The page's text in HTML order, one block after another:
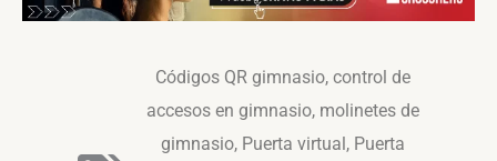
Códigos QR gimnasio, control de
accesos en gimnasio, molinetes de
gimnasio, Puerta virtual, Puerta